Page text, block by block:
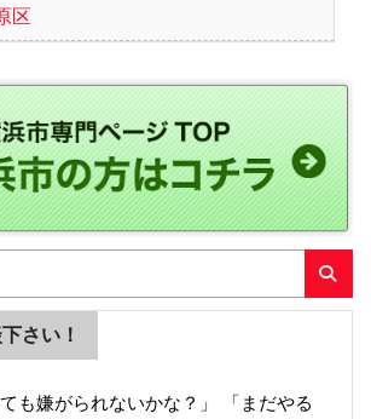
区
さい！
ても嫌がられないかな？」 「まだやる